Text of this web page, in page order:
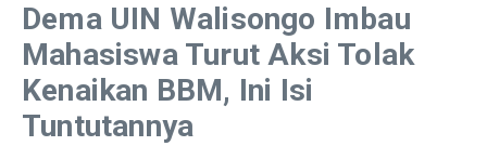
Dema UIN Walisongo Imbau
Mahasiswa Turut Aksi Tolak
Kenaikan BBM, Ini Isi
Tuntutannya